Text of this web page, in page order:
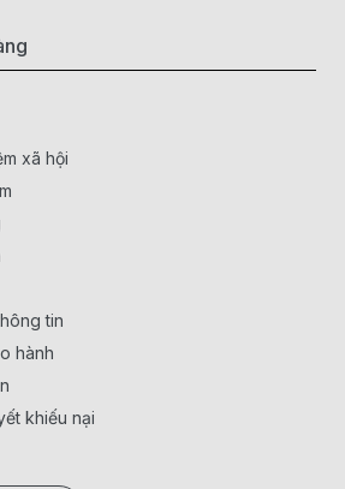
xã hội
tin
hành
khiếu nại